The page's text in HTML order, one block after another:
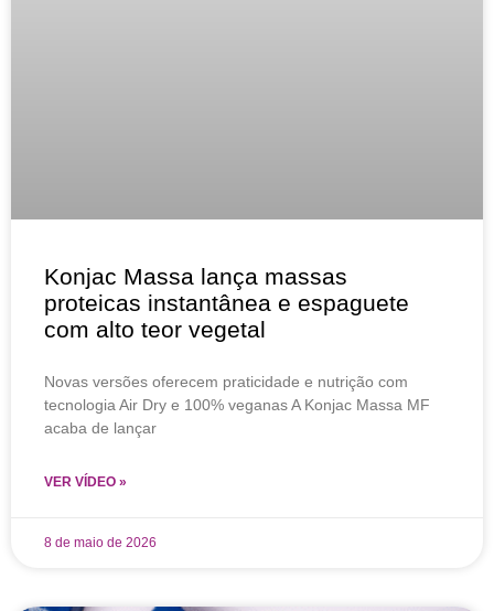
Konjac Massa lança massas
proteicas instantânea e espaguete
com alto teor vegetal
Novas versões oferecem praticidade e nutrição com
tecnologia Air Dry e 100% veganas A Konjac Massa MF
acaba de lançar
VER VÍDEO »
8 de maio de 2026